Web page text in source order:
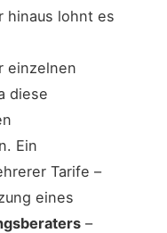
hinaus lohnt es
einzelnen
diese
Ein
Tarife –
eines
–